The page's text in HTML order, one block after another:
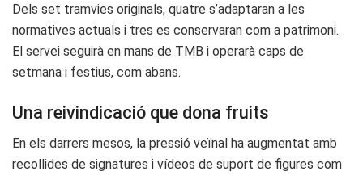
Dels set tramvies originals, quatre s’adaptaran a les
normatives actuals i tres es conservaran com a patrimoni.
El servei seguirà en mans de TMB i operarà caps de
setmana i festius, com abans.
Una reivindicació que dona fruits
En els darrers mesos, la pressió veïnal ha augmentat amb
recollides de signatures i vídeos de suport de figures com